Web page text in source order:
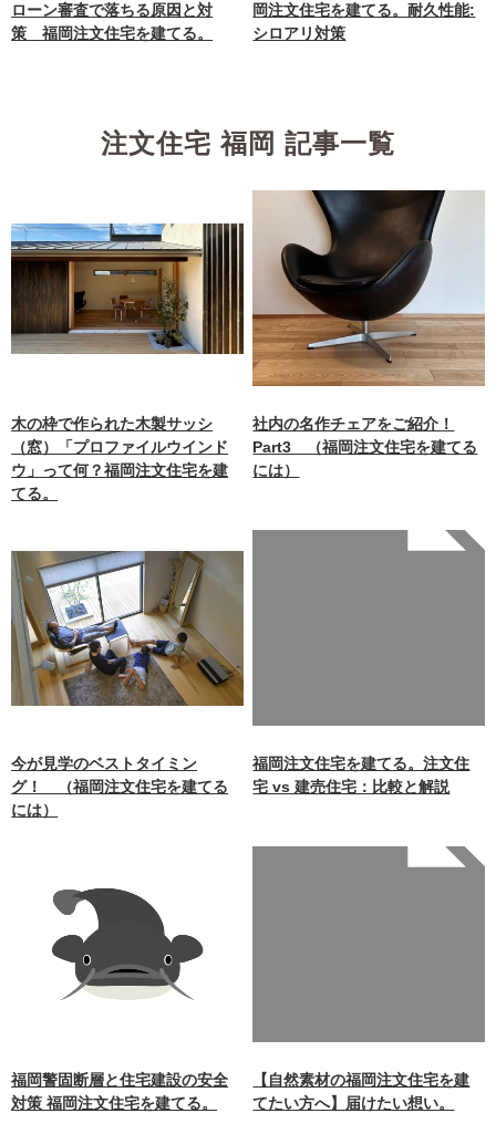
ローン審査で落ちる原因と対
策 福岡注文住宅を建てる。
岡注文住宅を建てる。耐久性能:
シロアリ対策
注文住宅 福岡 記事一覧
木の枠で作られた木製サッシ
（窓）「プロファイルウインド
ウ」って何？福岡注文住宅を建
てる。
社内の名作チェアをご紹介！
Part3 （福岡注文住宅を建てる
には）
今が見学のベストタイミン
グ！ （福岡注文住宅を建てる
には）
content/themes/nagasaki/f
unctions.phpon line87
福岡注文住宅を建てる。注文住
宅 vs 建売住宅：比較と解説
福岡警固断層と住宅建設の安全
対策 福岡注文住宅を建てる。
content/themes/nagasaki/f
unctions.phpon line87
【自然素材の福岡注文住宅を建
てたい方へ】届けたい想い。